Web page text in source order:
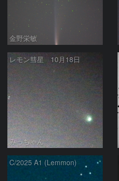
金野栄敏
レモン彗星 10月18日
みっちゃん
C/2025 A1 (Lemmon)